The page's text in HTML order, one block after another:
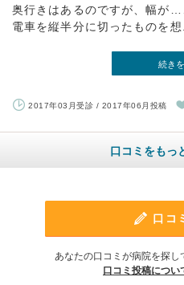
奥行きはあるのですが、幅が
電車を縦半分に切ったものを想
続き
2017年03月受診 / 2017年06月投稿
口コミをもっ
口コ
あなたの口コミが病院を探し
口コミ投稿につい